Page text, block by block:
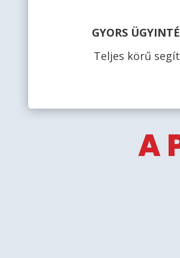
GYORS
Teljes körű
A